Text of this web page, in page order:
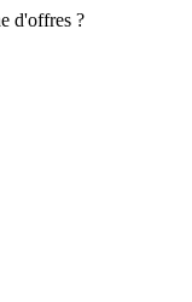
d'offres ?